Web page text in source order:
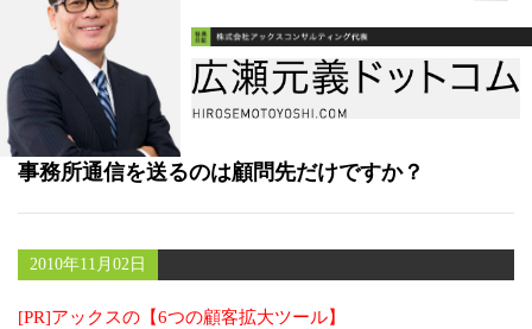
書籍
メールマガジン（無料）
講演・取材依頼
セミナー
事務所通信を送るのは顧問先だけですか？
2010年11月02日
[PR]アックスの【6つの顧客拡大ツール】